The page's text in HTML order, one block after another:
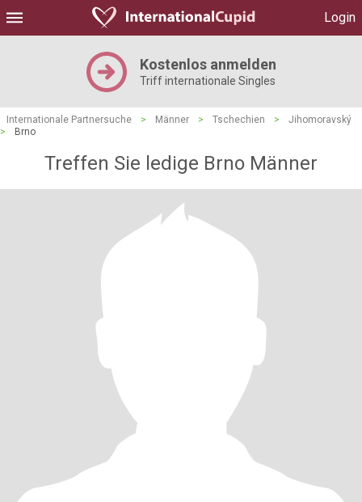
Login
Kostenlos anmelden
Triff internationale Singles
Internationale Partnersuche > Männer > Tschechien >
Jihomoravský
>
Brno
Treffen Sie ledige Brno Männer